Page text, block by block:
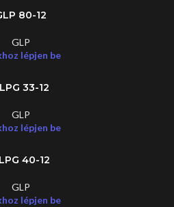
80-12
GLP
lépjen be
33-12
GLP
lépjen be
40-12
GLP
lépjen be